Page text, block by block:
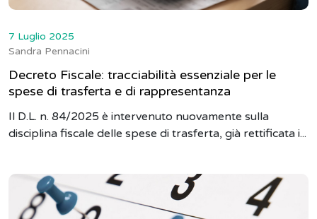
7 Luglio 2025
Sandra Pennacini
Decreto Fiscale: tracciabilità essenziale per le
spese di trasferta e di rappresentanza
Il D.L. n. 84/2025 è intervenuto nuovamente sulla
disciplina fiscale delle spese di trasferta, già rettificata i...